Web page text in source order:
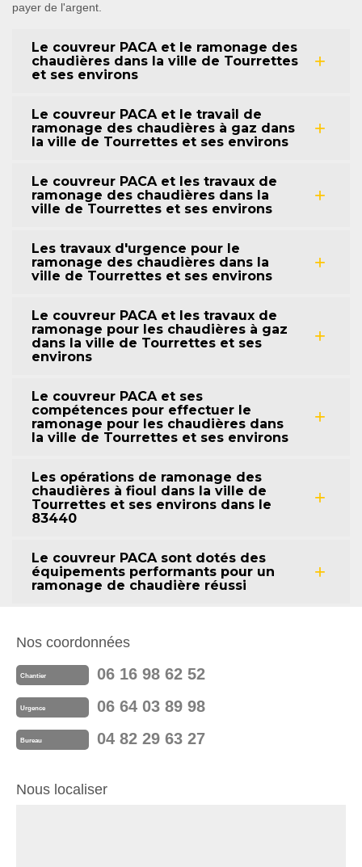
payer de l'argent.
Le couvreur PACA et le ramonage des
chaudières dans la ville de Tourrettes
et ses environs
Le couvreur PACA et le travail de
ramonage des chaudières à gaz dans
la ville de Tourrettes et ses environs
Le couvreur PACA et les travaux de
ramonage des chaudières dans la
ville de Tourrettes et ses environs
Les travaux d'urgence pour le
ramonage des chaudières dans la
ville de Tourrettes et ses environs
Le couvreur PACA et les travaux de
ramonage pour les chaudières à gaz
dans la ville de Tourrettes et ses
environs
Le couvreur PACA et ses
compétences pour effectuer le
ramonage pour les chaudières dans
la ville de Tourrettes et ses environs
Les opérations de ramonage des
chaudières à fioul dans la ville de
Tourrettes et ses environs dans le
83440
Le couvreur PACA sont dotés des
équipements performants pour un
ramonage de chaudière réussi
Nos coordonnées
Chantier 06 16 98 62 52
Urgence 06 64 03 89 98
Bureau 04 82 29 63 27
Nous localiser